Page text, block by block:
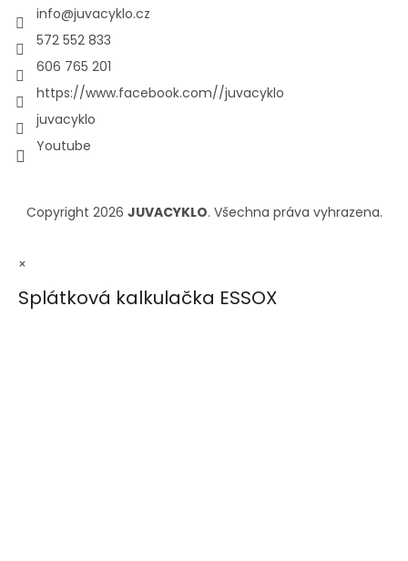
info@juvacyklo.cz
572 552 833
606 765 201
https://www.facebook.com//juvacyklo
juvacyklo
Youtube
Copyright 2026 JUVACYKLO. Všechna práva vyhrazena.
×
Splátková kalkulačka ESSOX